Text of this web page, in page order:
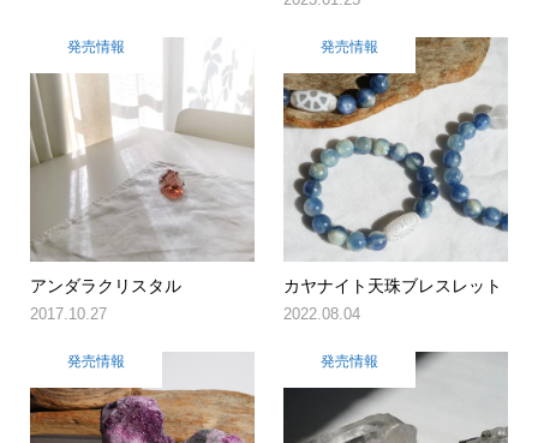
発売情報
アンダラクリスタル
2017.10.27
発売情報
カヤナイト天珠ブレスレット
2022.08.04
発売情報 発売情報